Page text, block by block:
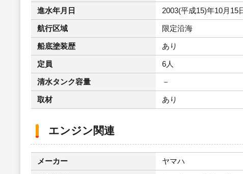
進水年月日 2003(平成15)年10月15
航行区域 限定沿海
船底塗装歴 あり
定員 6人
清水タンク容量 －
取材 あり
エンジン関連
メーカー ヤマハ